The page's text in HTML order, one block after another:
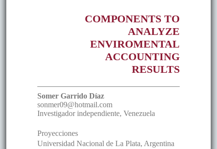
COMPONENTS TO
ANALYZE
ENVIROMENTAL
ACCOUNTING
RESULTS
Somer Garrido Díaz
sonmer09@hotmail.com
Investigador independiente, Venezuela
Proyecciones
Universidad Nacional de La Plata, Argentina